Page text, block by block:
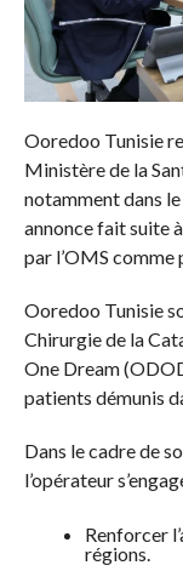
Ooredoo Tunisie
Ministère de la
notamment dans
annonce fait suite
par l’OMS comme
Ooredoo Tunisie
Chirurgie de la
One Dream
patients démunis
Dans le cadre de
l’opérateur
Renforcer
régions.